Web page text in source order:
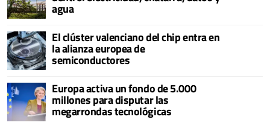
agua
El clúster valenciano del chip entra en
la alianza europea de
semiconductores
Europa activa un fondo de 5.000
millones para disputar las
megarrondas tecnológicas